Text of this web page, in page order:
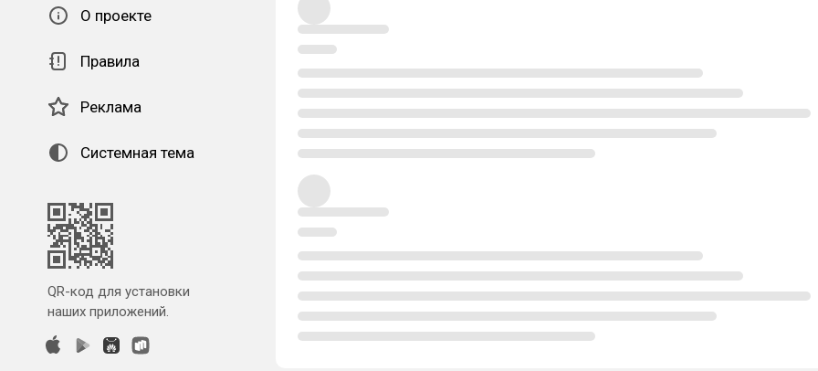
О проекте
Правила
Реклама
Системная тема
QR-код для установки
наших приложений.